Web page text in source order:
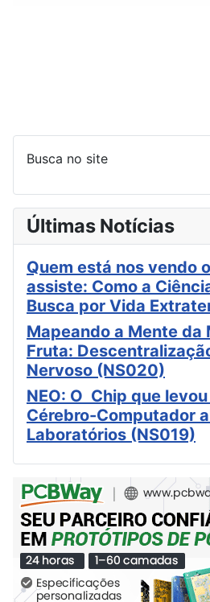
Busca no site
Últimas Notícias
Quem está nos vendo
assiste: Como a
Busca por Vida
Mapeando a Mente da
Fruta:
Nervoso (NS020)
NEO: O Chip que
Cérebro-Computador
Laboratórios (NS019)